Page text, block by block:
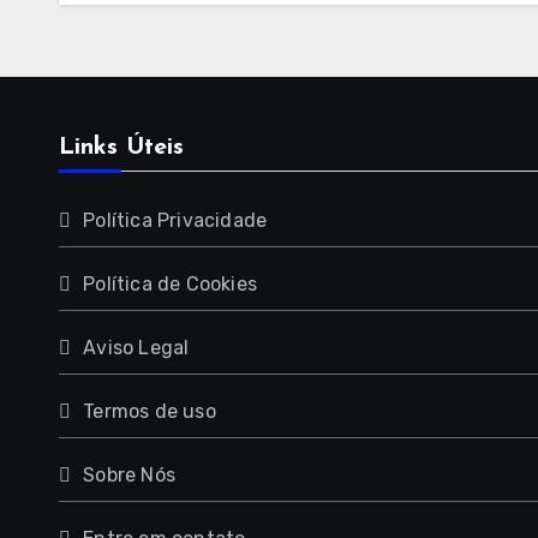
Links Úteis
Política Privacidade
Política de Cookies
Aviso Legal
Termos de uso
Sobre Nós